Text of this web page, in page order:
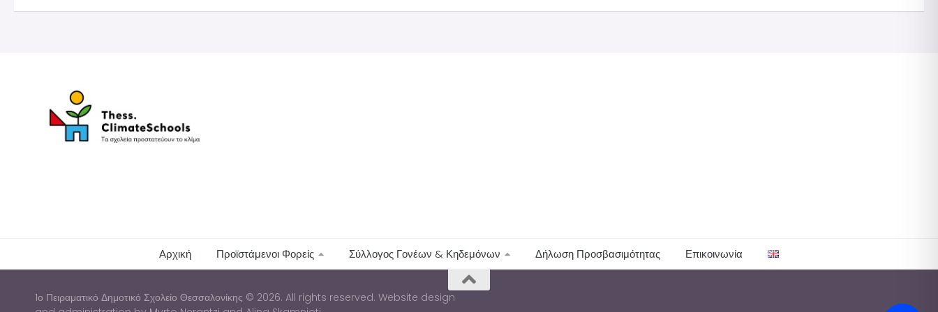
Αρχική Προϊστάμενοι Φορείς Σύλλογος Γονέων & Κηδεμόνων Δήλωση Προσβασιμότητας Επικοινωνία
1ο Πειραματικό Δημοτικό Σχολείο Θεσσαλονίκης © 2026. All rights reserved. Website design